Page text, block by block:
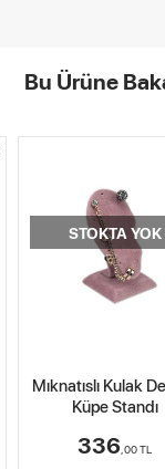
Bu Ürüne
STOKTA YOK
Mıknatıslı Kulak
Küpe Standı
336,00TL